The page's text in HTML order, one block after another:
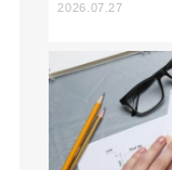
2026.07.27